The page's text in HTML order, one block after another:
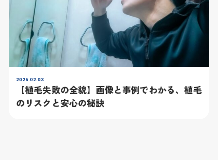
2025.02.03
【植毛失敗の全貌】画像と事例でわかる、植毛
のリスクと安心の秘訣